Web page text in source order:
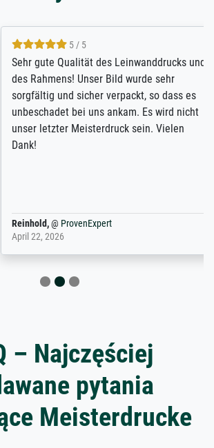
5 / 5
Qualität des Leinwanddrucks und
Unser Bild wurde sehr
und sicher verpackt, so dass es
bei uns ankam. Es wird nicht
Meisterdruck sein. Vielen
ProvenExpert
– Najczęściej
pytania
Meisterdrucke